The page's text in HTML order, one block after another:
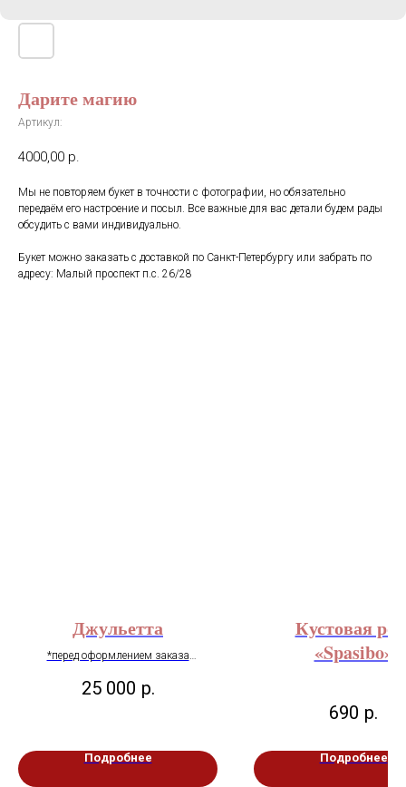
Дарите магию
Артикул:
4000,00 р.
Мы не повторяем букет в точности с фотографии, но обязательно
передаём его настроение и посыл. Все важные для вас детали будем рады
обсудить с вами индивидуально.
Букет можно заказать с доставкой по Санкт-Петербургу или забрать по
адресу: Малый проспект п.с. 26/28
Джульетта
*перед оформлением заказа
в мессенджерах Telegram / WhatsApp
25 000 р.
Подробнее
Кустовая
«Spasibo»
690 р.
Подробнее